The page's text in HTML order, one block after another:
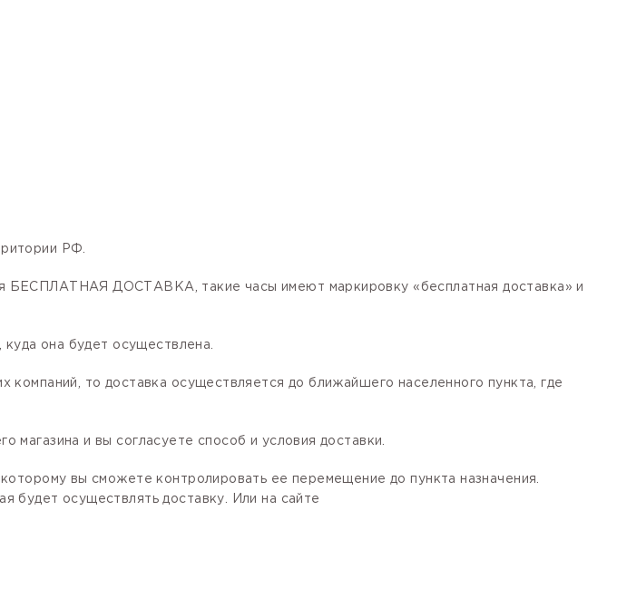
РФ.
БЕСПЛАТНАЯ ДОСТАВКА, такие часы имеют маркировку «бесплатная доставка» и
она будет осуществлена.
компаний, то доставка осуществляется до ближайшего населенного пункта, где
и вы согласуете способ и условия доставки.
вы сможете контролировать ее перемещение до пункта назначения.
будет осуществлять доставку. Или на сайте